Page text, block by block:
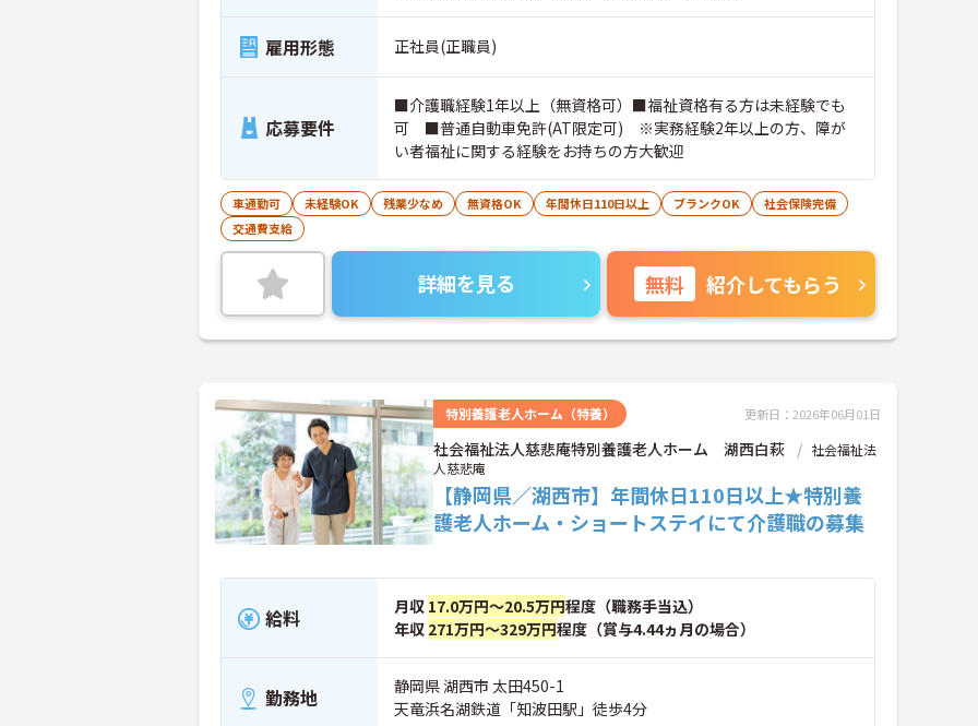
雇用形態 正社員(正職員)
応募要件
■介護職経験1年以上（無資格可）■福祉資格有る方は未経験でも
可 ■普通自動車免許(AT限定可) ※実務経験2年以上の方、障が
い者福祉に関する経験をお持ちの方大歓迎
車通勤可 未経験OK 残業少なめ 無資格OK 年間休日110日以上 ブランクOK
社会保険完備
交通費支給
詳細を見る 無料 紹介してもらう
特別養護老人ホーム（特養） 更新日：2026年06月01日
社会福祉法人慈悲庵特別養護老人ホーム 湖西白萩
社会福祉法
人慈悲庵
【静岡県／湖西市】年間休日110日以上★特別養
護老人ホーム・ショートステイにて介護職の募集
給料 月収 17.0万円～20.5万円程度（職務手当込）
年収 271万円～329万円程度（賞与4.44ヵ月の場合）
勤務地
静岡県 湖西市 太田450-1
天竜浜名湖鉄道「知波田駅」徒歩4分